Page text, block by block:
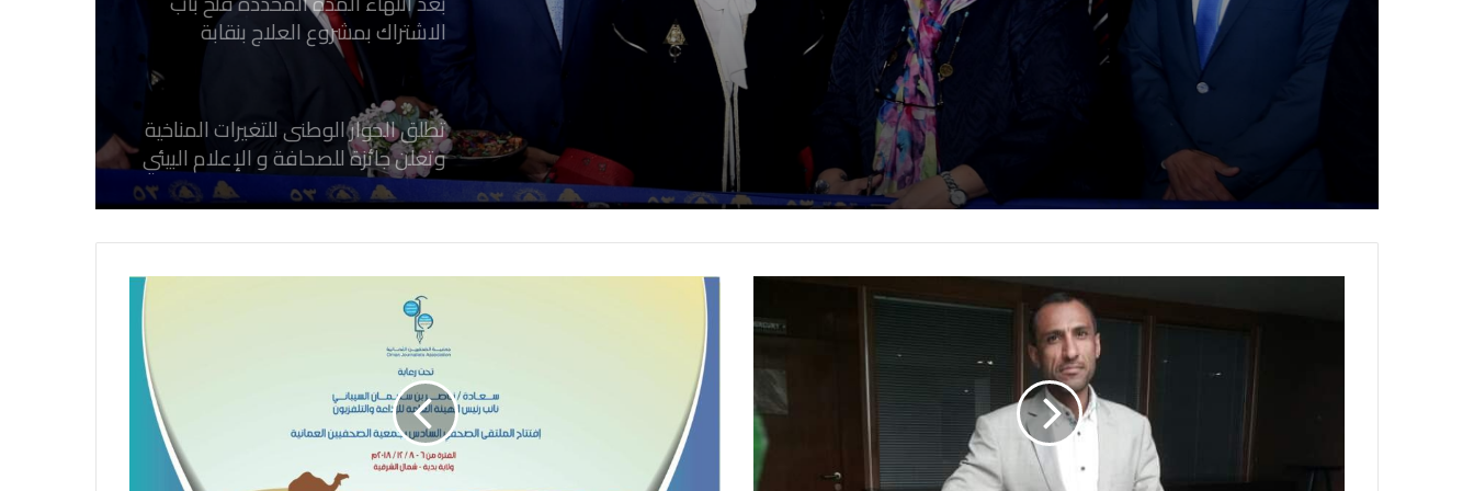
ملتقى القراء والمثقفين العرب
الصحفيين المصريين
عن التغيرات المناخية
نقابة الصحفيين العراقيين تستقبل طلبة
كلية الإعلام بجامعة المستقبل في بابل
في احتفالية عيد الصحافة النجفية
بمناسبة مرور ١١٢ عاما على صدور أول
صحيفة (العلم)
في عيد الصحافة العراقية تحية لكل
الصحفيين ولأرواح شهداء الصحافة